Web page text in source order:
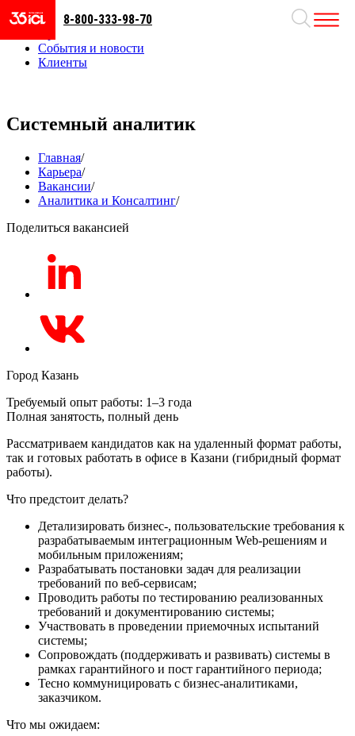
Направления
События и новости
Клиенты
8-800-333-98-70
Системный аналитик
Главная/
Карьера/
Вакансии/
Аналитика и Консалтинг/
Поделиться вакансией
Город Казань
Требуемый опыт работы: 1–3 года
Полная занятость, полный день
Рассматриваем кандидатов как на удаленный формат работы,
так и готовых работать в офисе в Казани (гибридный формат
работы).
Что предстоит делать?
Детализировать бизнес-, пользовательские требования к
разрабатываемым интеграционным Web-решениям и
мобильным приложениям;
Разрабатывать постановки задач для реализации
требований по веб-сервисам;
Проводить работы по тестированию реализованных
требований и документированию системы;
Участвовать в проведении приемочных испытаний
системы;
Сопровождать (поддерживать и развивать) системы в
рамках гарантийного и пост гарантийного периода;
Тесно коммуницировать с бизнес-аналитиками,
заказчиком.
Что мы ожидаем: